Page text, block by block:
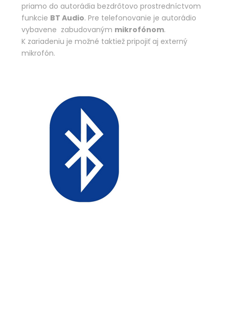
priamo do autorádia bezdrôtovo prostredníctvom
funkcie BT Audio. Pre telefonovanie je autorádio
vybavene zabudovaným mikrofónom.
K zariadeniu je možné taktiež pripojiť aj externý
mikrofón.